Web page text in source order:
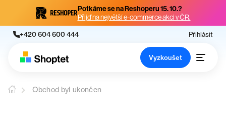
Potkáme se na Reshoperu 15. 10.?
Přijď na největší e-commerce akci v ČR.
+420 604 600 444 Přihlásit
Vyzkoušet
Obchod byl ukončen